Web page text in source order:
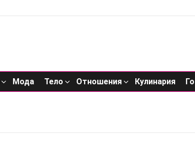
Мода Тело Отношения Кулинария